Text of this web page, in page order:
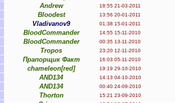
Andrew 18:55 21-03-2011
Bloodest 13:56 20-01-2011
Vladivanov9 01:38 15-01-2011
BloodCommander 14:55 15-11-2010
BloodCommander 00:35 13-11-2010
Tropos 23:20 12-11-2010
Прапорщик Факт 16:03 05-11-2010
chameleon[red] 19:19 29-10-2010
AND134 14:13 04-10-2010
AND134 00:40 24-09-2010
Thorton 15:21 23-09-2010